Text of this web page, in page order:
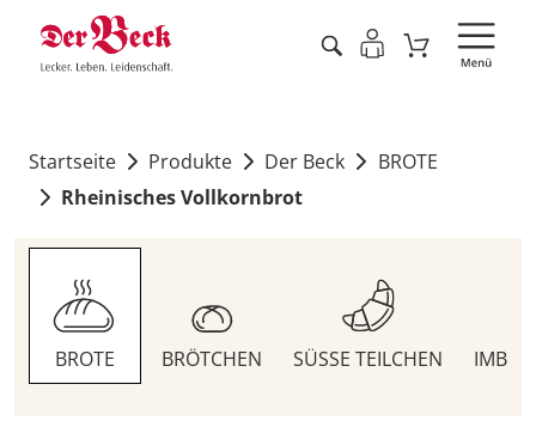
Startseite Produkte Der Beck
BROTE
Rheinisches Vollkornbrot
BROTE BRÖTCHEN SÜSSE TEILCHEN